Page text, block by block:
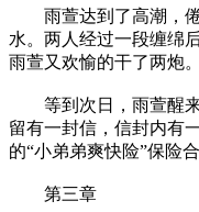
雨萱达到了高潮，倦
水。两人经过一段缠绵
雨萱又欢愉的干了两炮。
等到次日，雨萱醒来
留有一封信，信封内有
的“小弟弟爽快险”保险合
第三章